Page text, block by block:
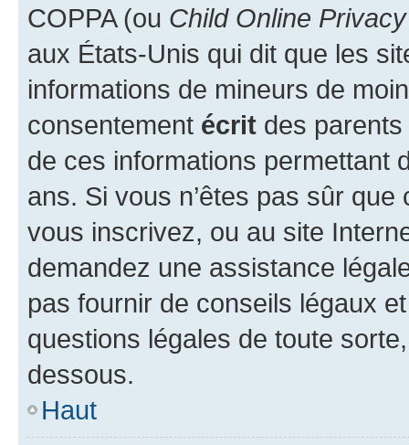
COPPA (ou Child Online
aux États-Unis qui dit que les
informations de mineurs de
consentement écrit des parents
de ces informations permettant
ans. Si vous n’êtes pas sûr
vous inscrivez, ou au site
demandez une assistance
pas fournir de conseils légaux
questions légales de toute
dessous.
Haut